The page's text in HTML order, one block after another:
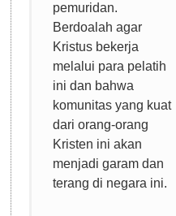
pemuridan.
Berdoalah agar
Kristus bekerja
melalui para pelatih
ini dan bahwa
komunitas yang kuat
dari orang-orang
Kristen ini akan
menjadi garam dan
terang di negara ini.